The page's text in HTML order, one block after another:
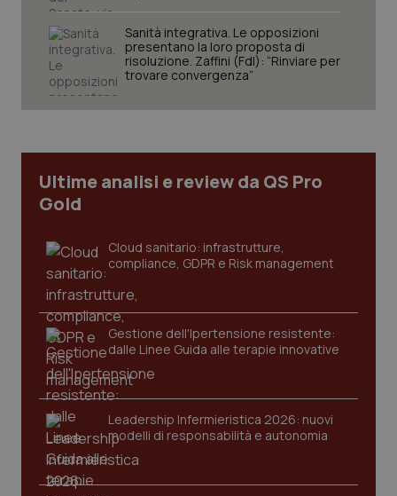
Sanità integrativa. Le opposizioni
presentano la loro proposta di
risoluzione. Zaffini (FdI): “Rinviare per
trovare convergenza”
Ultime analisi e review da QS Pro
Gold
Cloud sanitario: infrastrutture,
compliance, GDPR e Risk management
Gestione dell'Ipertensione resistente:
dalle Linee Guida alle terapie innovative
Leadership Infermieristica 2026: nuovi
modelli di responsabilità e autonomia
CookieScriptConsent